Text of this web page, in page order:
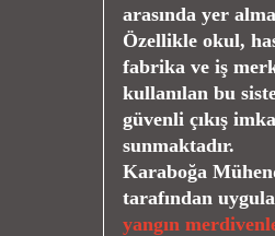
arasında yer
Özellikle okul,
fabrika ve iş
kullanılan bu
güvenli çıkış
sunmaktadır.
Karaboğa
tarafından
yangın